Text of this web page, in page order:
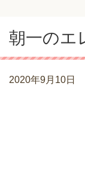
朝一のエ
2020年9月10日